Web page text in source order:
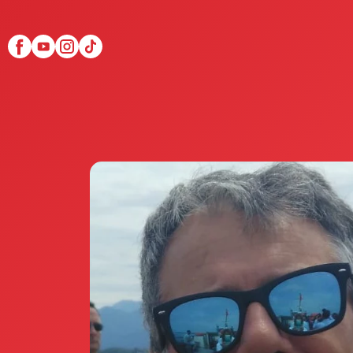
Scopri Club di Più
Le testimonianze
La fondatrice Valeria